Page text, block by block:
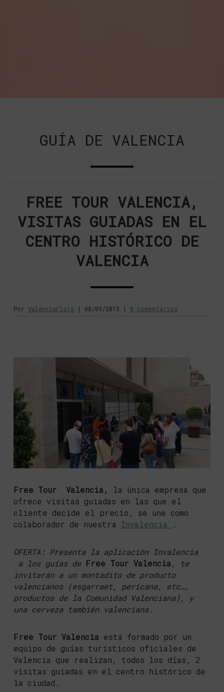
GUÍA DE VALENCIA
FREE TOUR VALENCIA,
VISITAS GUIADAS EN EL
CENTRO HISTÓRICO DE
VALENCIA
Por ValenciaFlats | 08/09/2015 | 0 comentários
Free Tour Valencia,
la única empresa que
ofrece visitas guiadas en las que el
cliente decide el precio, se une como
colaborador de nuestra Invalencia .
OFERTA: Presenta la aplicación Invalencia
a los guías deFree Tour Valencia , te
invitarán a unmontadito de producto
valencianos (esgarraet, pericana, etc…,
productos de la Comunidad Valenciana), y
una cerveza también valenciana.
Free Tour Valencia está formado por un
equipo de guías turísticos oficiales de
Valencia que realizan, todos los días, 2
visitas guiadas en el centro histórico de
la ciudad.